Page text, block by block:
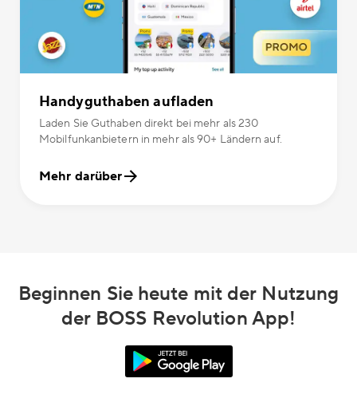
Handyguthaben aufladen
Laden Sie Guthaben direkt bei mehr als 230
Mobilfunkanbietern in mehr als 90+ Ländern auf.
Mehr darüber
Beginnen Sie heute mit der Nutzung
der BOSS Revolution App!